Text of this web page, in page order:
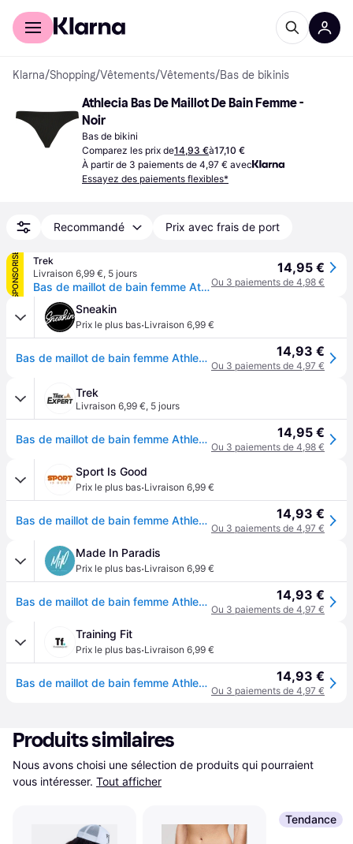
Acheter avec Klarna
Klarna/Shopping/Vêtements/Vêtements/Bas de bikinis
Athlecia Bas De Maillot De Bain Femme -
Noir
Bas de bikini
Comparez les prix de14,93 €à17,10 €
À partir de 3 paiements de 4,97 € avec
Essayez des paiements flexibles*
Recommandé Prix avec frais de port
SPONSORISÉ
Trek
Livraison 6,99 €, 5 jours
Bas de maillot de bain femme Athlecia Rhea - Noir
14,95 €
Ou 3 paiements de 4,98 €
Sneakin
Prix le plus bas·Livraison 6,99 €
Bas de maillot de bain femme Athlecia Rhea - Noir 14,93 €
Ou 3 paiements de 4,97 €
Trek
Livraison 6,99 €, 5 jours
Bas de maillot de bain femme Athlecia Rhea - Noir 14,95 €
Ou 3 paiements de 4,98 €
Sport Is Good
Prix le plus bas·Livraison 6,99 €
Bas de maillot de bain femme Athlecia Rhea - Noir 14,93 €
Ou 3 paiements de 4,97 €
Made In Paradis
Prix le plus bas·Livraison 6,99 €
Bas de maillot de bain femme Athlecia Rhea - Noir 14,93 €
Ou 3 paiements de 4,97 €
Training Fit
Prix le plus bas·Livraison 6,99 €
Bas de maillot de bain femme Athlecia Rhea - Noir 14,93 €
Ou 3 paiements de 4,97 €
Produits similaires
Nous avons choisi une sélection de produits qui pourraient
vous intéresser. Tout afficher
Tendance